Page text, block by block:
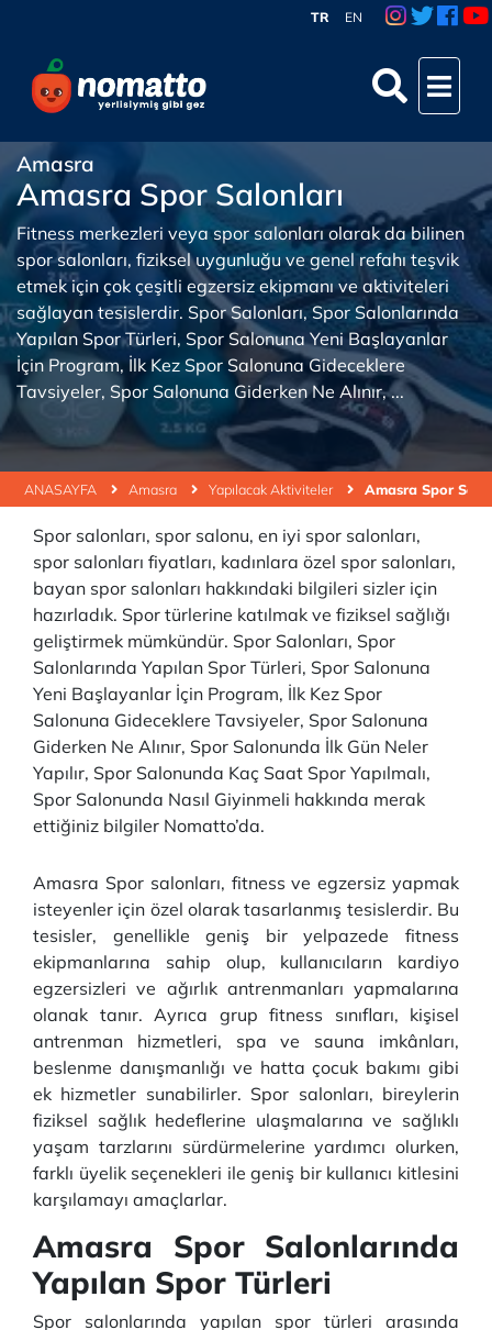
TR EN
ANASAYFA Amasra Yapılacak Aktiviteler Amasra Spor
Amasra
Amasra Spor Salonları
Fitness merkezleri veya spor salonları olarak da bilinen
spor salonları, fiziksel uygunluğu ve genel refahı teşvik
etmek için çok çeşitli egzersiz ekipmanı ve aktiviteleri
sağlayan tesislerdir. Spor Salonları, Spor Salonlarında
Yapılan Spor Türleri, Spor Salonuna Yeni Başlayanlar
İçin Program, İlk Kez Spor Salonuna Gideceklere
Tavsiyeler, Spor Salonuna Giderken Ne Alınır, ...
Spor salonları, spor salonu, en iyi spor salonları,
spor salonları fiyatları, kadınlara özel spor salonları,
bayan spor salonları hakkındaki bilgileri sizler için
hazırladık. Spor türlerine katılmak ve fiziksel sağlığı
geliştirmek mümkündür. Spor Salonları, Spor
Salonlarında Yapılan Spor Türleri, Spor Salonuna
Yeni Başlayanlar İçin Program, İlk Kez Spor
Salonuna Gideceklere Tavsiyeler, Spor Salonuna
Giderken Ne Alınır, Spor Salonunda İlk Gün Neler
Yapılır, Spor Salonunda Kaç Saat Spor Yapılmalı,
Spor Salonunda Nasıl Giyinmeli hakkında merak
ettiğiniz bilgiler Nomatto’da.
Amasra Spor salonları, fitness ve egzersiz yapmak
isteyenler için özel olarak tasarlanmış tesislerdir. Bu
tesisler, genellikle geniş bir yelpazede fitness
ekipmanlarına sahip olup, kullanıcıların kardiyo
egzersizleri ve ağırlık antrenmanları yapmalarına
olanak tanır. Ayrıca grup fitness sınıfları, kişisel
antrenman hizmetleri, spa ve sauna imkânları,
beslenme danışmanlığı ve hatta çocuk bakımı gibi
ek hizmetler sunabilirler. Spor salonları, bireylerin
fiziksel sağlık hedeflerine ulaşmalarına ve sağlıklı
yaşam tarzlarını sürdürmelerine yardımcı olurken,
farklı üyelik seçenekleri ile geniş bir kullanıcı kitlesini
karşılamayı amaçlarlar.
Amasra Spor Salonlarında
Yapılan Spor Türleri
Spor salonlarında yapılan spor türleri arasında